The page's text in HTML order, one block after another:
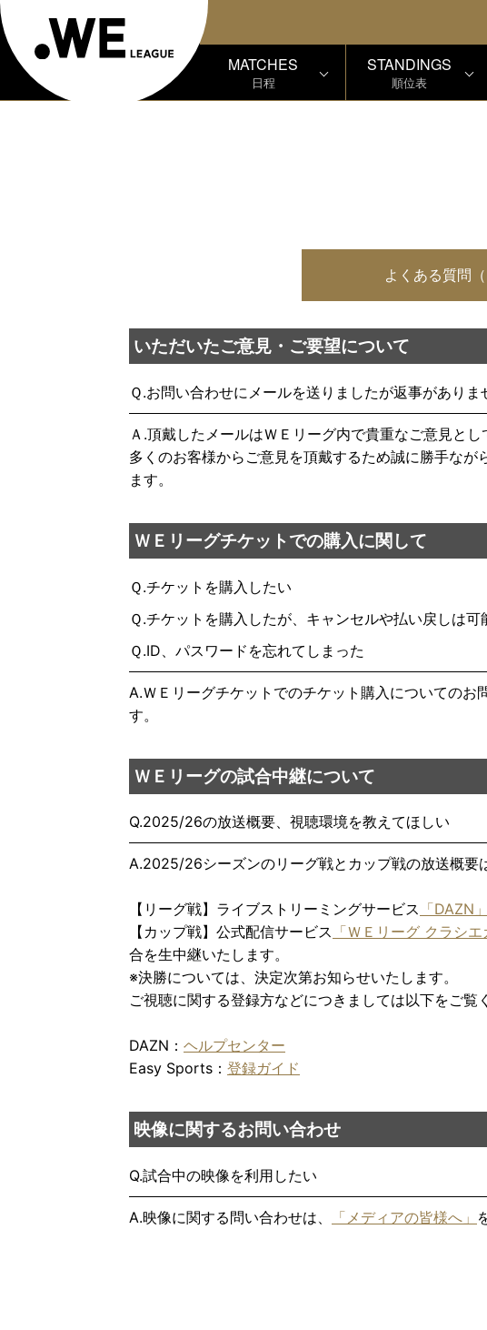
MATCHES
日程
STANDINGS
順位表
よくある質問（
いただいたご意見・ご要望について
Ｑ.お問い合わせにメールを送りましたが返事がありま
Ａ.頂戴したメールはＷＥリーグ内で貴重なご意見とし
多くのお客様からご意見を頂戴するため誠に勝手な
ます。
ＷＥリーグチケットでの購入に関して
Ｑ.チケットを購入したい
Ｑ.チケットを購入したが、キャンセルや払い戻しは可
Ｑ.ID、パスワードを忘れてしまった
A.ＷＥリーグチケットでのチケット購入についての
す。
ＷＥリーグの試合中継について
Q.2025/26の放送概要、視聴環境を教えてほしい
A.2025/26シーズンのリーグ戦とカップ戦の放送概要
【リーグ戦】ライブストリーミングサービス 「DAZN」
【カップ戦】公式配信サービス 「ＷＥリーグ クラシ
合を生中継いたします。
※決勝については、決定次第お知らせいたします。
ご視聴に関する登録方などにつきましては以下をご覧
DAZN： ヘルプセンター
Easy Sports： 登録ガイド
映像に関するお問い合わせ
Q.試合中の映像を利用したい
A.映像に関する問い合わせは、 「メディアの皆様へ」